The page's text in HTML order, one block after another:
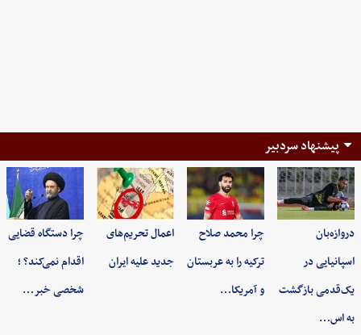
پیشنهاد سردبیر
دروازه‌بان
اسپانیایی در
یک‌قدمی بازگشت
به اس…
چرا محمد صلاح
ترکیه را به عربستان
و آمریکا…
اعمال تحریم‌های
جدید علیه ایران
چرا دستگاه قضایی
اقدام نمی‌کند؟ ؛
شخصی خبر…